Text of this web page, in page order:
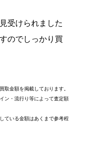
受けられました
のでしっかり買
取金額を掲載しております。
ン・流行り等によって査定額
ている金額はあくまで参考程